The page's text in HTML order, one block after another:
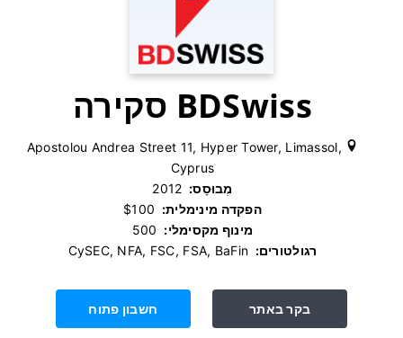
BDSwiss סקירה
Apostolou Andrea Street 11, Hyper Tower, Limassol,
Cyprus
מְבוּסָס:
הפקדה מינימלית:
מינוף מקסימלי:
רגולטורים:
בקר באתר חשבון פתוח